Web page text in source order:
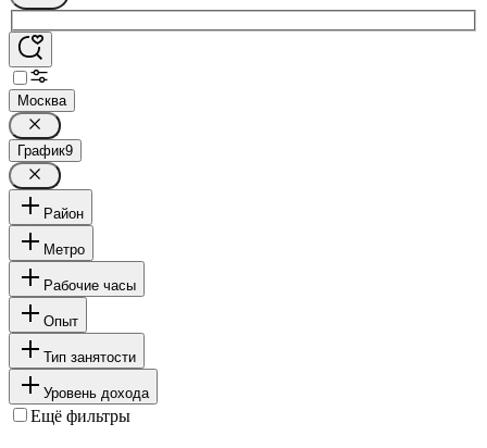
Москва
График9
Район
Метро
Рабочие часы
Опыт
Тип занятости
Уровень дохода
Ещё фильтры